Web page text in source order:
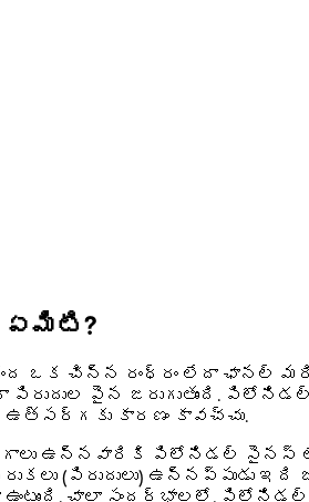
చిన్న రంధ్రం లేదా ఛానల్ మరియు
పైన జరుగుతుంది.
కారణం కావచ్చు.
ఉన్నవారికి పిలోనిడల్
(పిరుదులు) ఉన్నప్పుడు
చాలా సందర్భాలలో, పిలోనిడల్